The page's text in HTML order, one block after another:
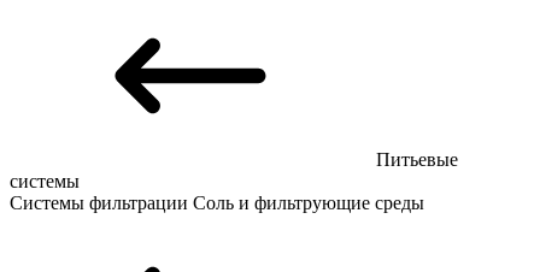
Питьевые
системы
Системы фильтрации Соль и фильтрующие среды